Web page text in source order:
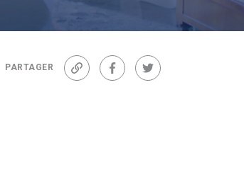
PARTAGER
Lien FacebookTwitter